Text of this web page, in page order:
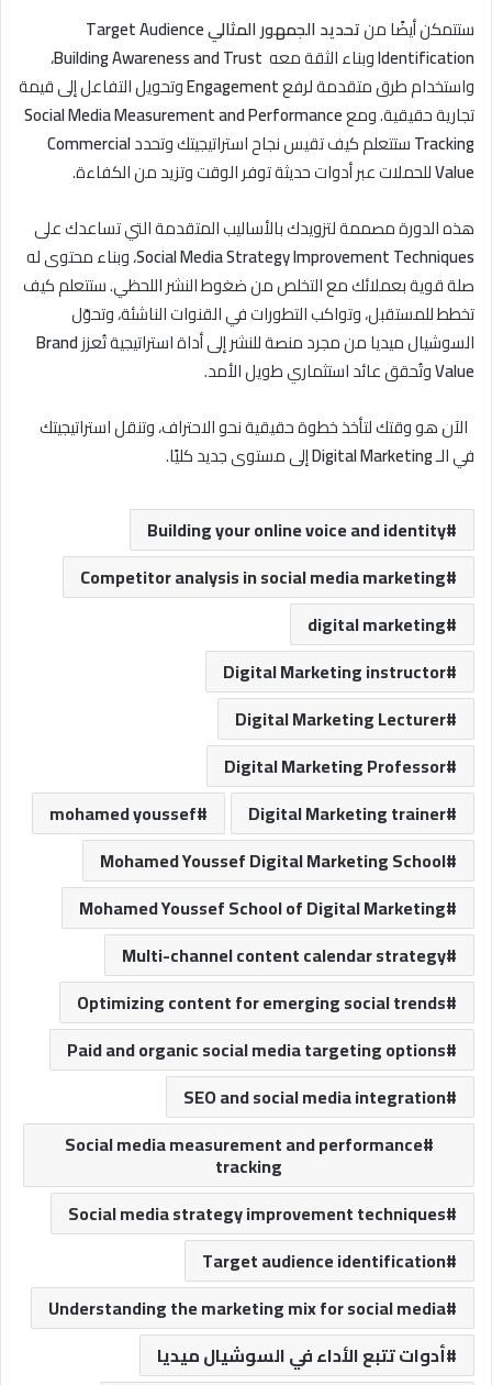
ستتمكن أيضًا من
تحديد الجمهور المثالي Target Audience
Identificationوبناء الثقة معه Building Awareness and Trust،
واستخدام طرق متقدمة لرفعEngagementوتحويل التفاعل إلى قيمة
تجارية حقيقية. ومعSocial Media Measurement and Performance
Trackingستتعلم كيف تقيس نجاح استراتيجيتك وتحددCommercial
Valueللحملات عبر أدوات حديثة توفر الوقت وتزيد من الكفاءة.
هذه الدورة مصممة لتزويدك بالأساليب المتقدمة التي تساعدك على
Social Media Strategy Improvement Techniques، وبناء محتوى له
صلة قوية بعملائك مع التخلص من ضغوط النشر اللحظي. ستتعلم كيف
تخطط للمستقبل، وتواكب التطورات في القنوات الناشئة، وتحوّل
السوشيال ميديا من مجرد منصة للنشر إلى أداة استراتيجية تُعززBrand
Valueوتُحقق عائد استثماري طويل الأمد.
الآن هو وقتك لتأخذ خطوة حقيقية نحو الاحتراف، وتنقل استراتيجيتك
في الـDigital Marketingإلى مستوى جديد كليًا.
Building your online voice and identity
Competitor analysis in social media marketing
digital marketing
Digital Marketing instructor
Digital Marketing Lecturer
Digital Marketing Professor
Digital Marketing trainer
mohamed youssef
Mohamed Youssef Digital Marketing School
Mohamed Youssef School of Digital Marketing
Multi-channel content calendar strategy
Optimizing content for emerging social trends
Paid and organic social media targeting options
SEO and social media integration
Social media measurement and performance
tracking
Social media strategy improvement techniques
Target audience identification
Understanding the marketing mix for social media
أدوات تتبع الأداء في السوشيال ميديا